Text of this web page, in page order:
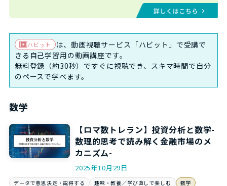
ハビット
は、動画視聴サービス「ハビット」で受講で
きる自己学習用の動画講座です。
無料登録（約30秒）ですぐに視聴でき、スキマ時間で自分
のペースで学べます。
数学
【ロマ数トレラン】投資分析と数学-
数理的思考で読み解く金融市場のメ
カニズム-
2025年10月29日
データで意思決定・説得する 趣味・教養／学び直しで楽しむ 数学